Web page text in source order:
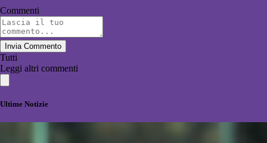
Commenti
Invia Commento
Tutti
Leggi altri commenti
Ultime Notizie